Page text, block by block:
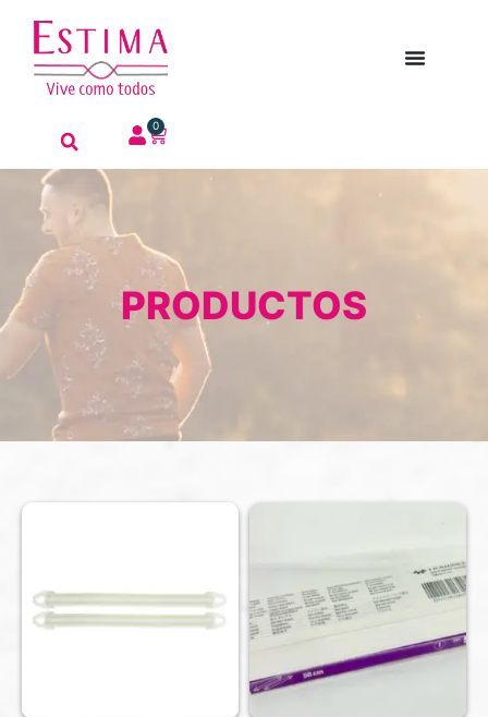
0
PRODUCTOS